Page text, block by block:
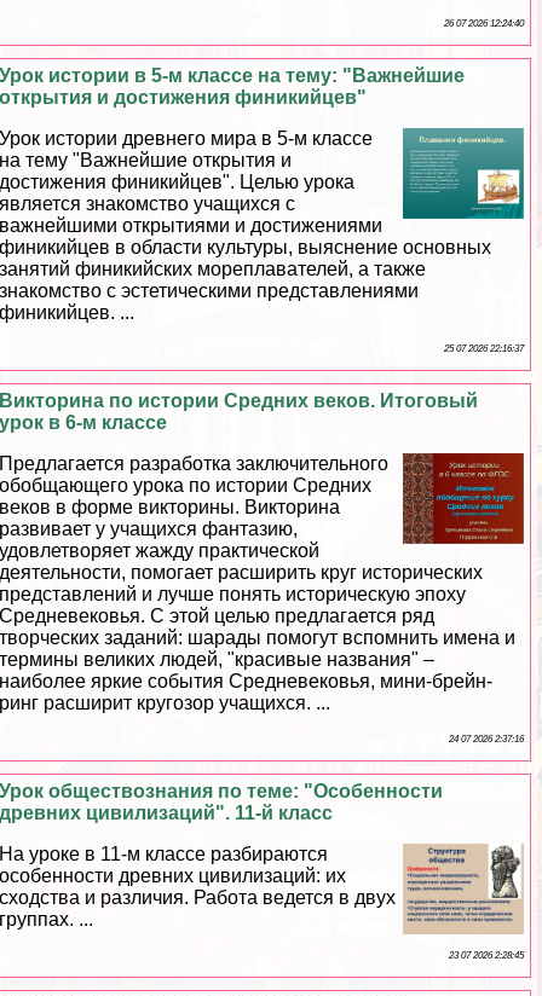
26 07 2026 12:24:40
Урок истории в 5-м классе на тему: "Важнейшие
открытия и достижения финикийцев"
Урок истории древнего мира в 5-м классе
на тему "Важнейшие открытия и
достижения финикийцев". Целью урока
является знакомство учащихся с
важнейшими открытиями и достижениями
финикийцев в области культуры, выяснение основных
занятий финикийских мореплавателей, а также
знакомство с эстетическими представлениями
финикийцев. ...
25 07 2026 22:16:37
Викторина по истории Средних веков. Итоговый
урок в 6-м классе
Предлагается разработка заключительного
обобщающего урока по истории Средних
веков в форме викторины. Викторина
развивает у учащихся фантазию,
удовлетворяет жажду пpaктической
деятельности, помогает расширить круг исторических
представлений и лучше понять историческую эпоху
Средневековья. С этой целью предлагается ряд
творческих заданий: шарады помогут вспомнить имена и
термины великих людей, "красивые названия" –
наиболее яркие события Cредневековья, мини-брейн-
ринг расширит кругозор учащихся. ...
24 07 2026 2:37:16
Урок обществознания по теме: "Особенности
древних цивилизаций". 11-й класс
На уроке в 11-м классе разбираются
особенности древних цивилизаций: их
сходства и различия. Работа ведется в двух
группах. ...
23 07 2026 2:28:45